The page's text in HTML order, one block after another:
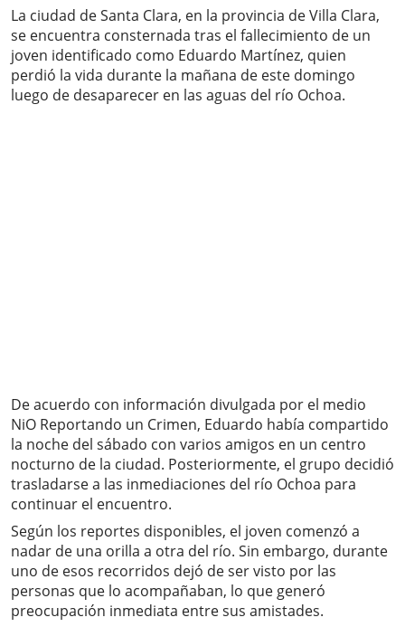
La ciudad de Santa Clara, en la provincia de Villa Clara,
se encuentra consternada tras el fallecimiento de un
joven identificado como Eduardo Martínez, quien
perdió la vida durante la mañana de este domingo
luego de desaparecer en las aguas del río Ochoa.
De acuerdo con información divulgada por el medio
NiO Reportando un Crimen, Eduardo había compartido
la noche del sábado con varios amigos en un centro
nocturno de la ciudad. Posteriormente, el grupo decidió
trasladarse a las inmediaciones del río Ochoa para
continuar el encuentro.
Según los reportes disponibles, el joven comenzó a
nadar de una orilla a otra del río. Sin embargo, durante
uno de esos recorridos dejó de ser visto por las
personas que lo acompañaban, lo que generó
preocupación inmediata entre sus amistades.